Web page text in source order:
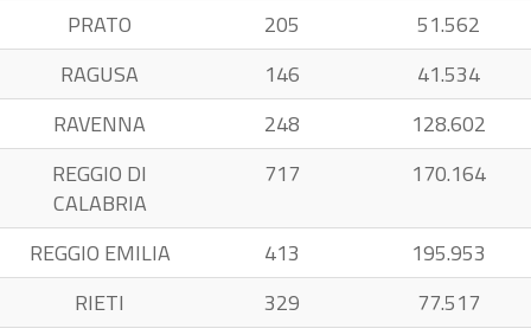
PRATO
205
51.562
RAGUSA
146
41.534
RAVENNA
248
128.602
REGGIO DI
CALABRIA
717 170.164
REGGIO EMILIA 413
195.953
RIETI
329
77.517